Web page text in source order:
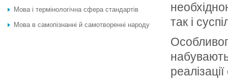
так і
Мова і термінологічна сфера стандартів
Мова в самопізнанні й самотворенні народу